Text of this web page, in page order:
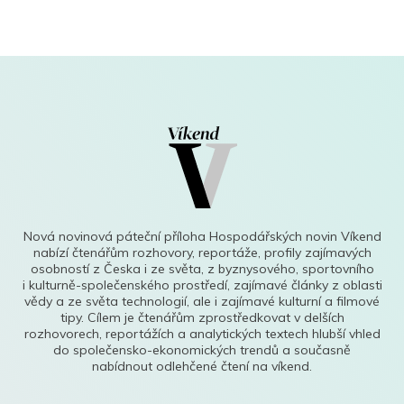
Nová novinová páteční příloha Hospodářských novin Víkend
nabízí čtenářům rozhovory, reportáže, profily zajímavých
osobností z Česka i ze světa, z byznysového, sportovního
i kulturně-společenského prostředí, zajímavé články z oblasti
vědy a ze světa technologií, ale i zajímavé kulturní a filmové
tipy. Cílem je čtenářům zprostředkovat v delších
rozhovorech, reportážích a analytických textech hlubší vhled
do společensko-ekonomických trendů a současně
nabídnout odlehčené čtení na víkend.